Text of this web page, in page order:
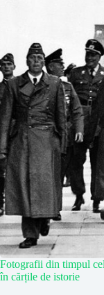
Fotografii din timpul
în cărțile de istorie